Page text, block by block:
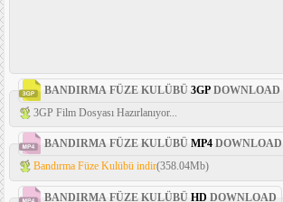
BANDIRMA FÜZE KULÜBÜ 3GP DOWNLOAD
3GP Film Dosyası Hazırlanıyor...
BANDIRMA FÜZE KULÜBÜ MP4 DOWNLOAD
Bandırma Füze Kulübü indir(358.04Mb)
BANDIRMA FÜZE KULÜBÜ HD DOWNLOAD